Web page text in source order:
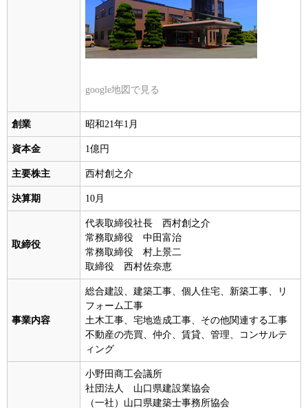
google地図で見る
創業 昭和21年1月
資本金 1億円
主要株主 西村創之介
決算期 10月
取締役
代表取締役社長 西村創之介
常務取締役 中田富治
常務取締役 村上景二
取締役 西村佐奈恵
事業内容
総合建設、建築工事、個人住宅、新築工事、リ
フォーム工事
土木工事、宅地造成工事、その他関連する工事
不動産の売買、仲介、賃貸、管理、コンサルテ
ィング
小野田商工会議所
社団法人 山口県建設業協会
（一社）山口県建築士事務所協会